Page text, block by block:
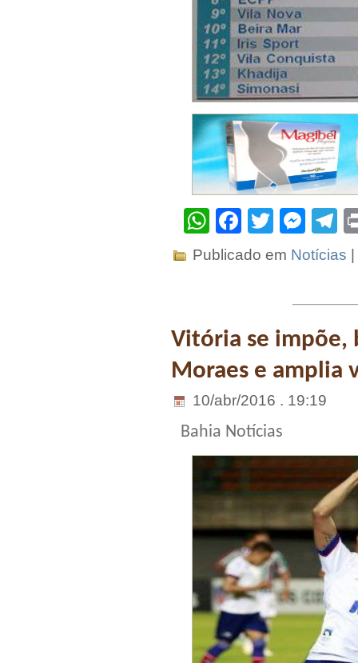
WhatsApp
Facebook
Twitter
Publicado em Notícias |
Vitória se impõe,
Moraes e amplia
10/abr/2016 . 19:19
Bahia Notícias